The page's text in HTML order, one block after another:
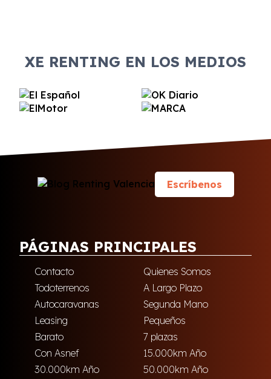
XE RENTING EN LOS MEDIOS
Escríbenos
PÁGINAS PRINCIPALES
Contacto
Quienes Somos
Todoterrenos
A Largo Plazo
Autocaravanas
Segunda Mano
Leasing
Pequeños
Barato
7 plazas
Con Asnef
15.000km Año
30.000km Año
50.000km Año